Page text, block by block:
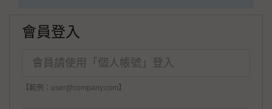
會員登入
【範例：user@company.com】